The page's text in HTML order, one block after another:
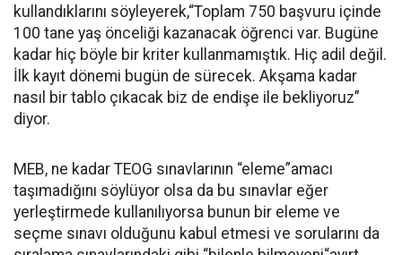
kullandıklarını söyleyerek,“Toplam 750 başvuru içinde
100 tane yaş önceliği kazanacak öğrenci var. Bugüne
kadar hiç böyle bir kriter kullanmamıştık. Hiç adil değil.
İlk kayıt dönemi bugün de sürecek. Akşama kadar
nasıl bir tablo çıkacak biz de endişe ile bekliyoruz”
diyor.
MEB, ne kadar TEOG sınavlarının “eleme”amacı
taşımadığını söylüyor olsa da bu sınavlar eğer
yerleştirmede kullanılıyorsa bunun bir eleme ve
seçme sınavı olduğunu kabul etmesi ve sorularını da